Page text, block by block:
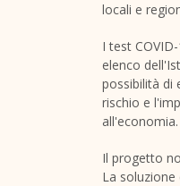
locali e
I test
elenco
possibilità di
rischio e
all'economia.
Il progetto
La